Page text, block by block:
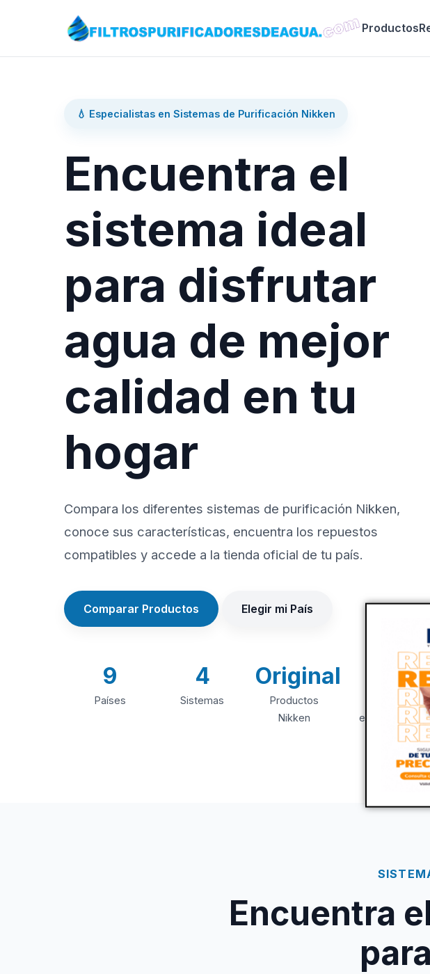
Productos
💧 Especialistas en Sistemas de Purificación Nikken
Encuentra el
sistema ideal
para disfrutar
agua de mejor
calidad en tu
hogar
Compara los diferentes sistemas de purificación Nikken,
conoce sus características, encuentra los repuestos
compatibles y accede a la tienda oficial de tu país.
Comparar Productos Elegir mi País
9
Países
4
Sistemas
Original
Productos
Nikken
+20
Años de
experiencia
Encuentra